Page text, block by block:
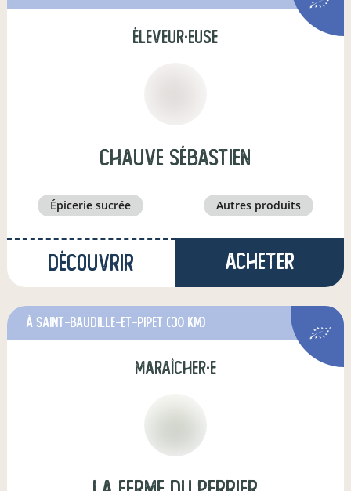
éleveur·euse
CHAUVE Sébastien
épicerie sucrée autres produits
Découvrir Acheter
à Saint-Baudille-et-Pipet (30 km)
maraîcher·e